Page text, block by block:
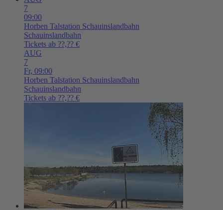
7
09:00
Horben Talstation Schauinslandbahn
Schauinslandbahn
Tickets ab ??,?? €
AUG
7
Fr, 09:00
Horben Talstation Schauinslandbahn
Schauinslandbahn
Tickets ab ??,?? €